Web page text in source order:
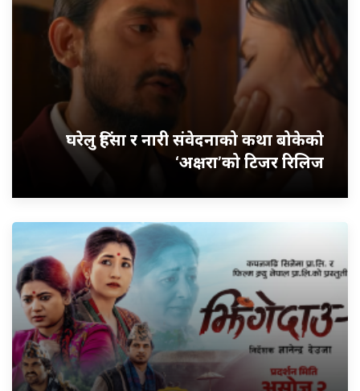
घरेलु हिंसा र नारी संवेदनाको कथा बोकेको
‘अक्षरा’को टिजर रिलिज